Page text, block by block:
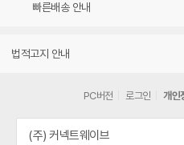
빠른배송 안내
법적고지 안내
PC버전 로그인 개인
(주) 커넥트웨이브